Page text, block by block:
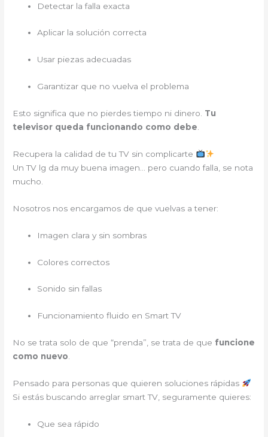
Detectar la falla exacta
Aplicar la solución correcta
Usar piezas adecuadas
Garantizar que no vuelva el problema
Esto significa que no pierdes tiempo ni dinero. Tu
televisor queda funcionando como debe
Recupera la calidad de tu TV sin complicarte
Un TV lg da muy buena imagen… pero cuando falla, se nota
mucho.
Nosotros nos encargamos de que vuelvas a tener:
Imagen clara y sin sombras
Colores correctos
Sonido sin fallas
Funcionamiento fluido en Smart TV
No se trata solo de que “prenda”, se trata de que funcione
como nuevo
Pensado para personas que quieren soluciones rápidas
Si estás buscando arreglar smart TV, seguramente quieres:
Que sea rápido